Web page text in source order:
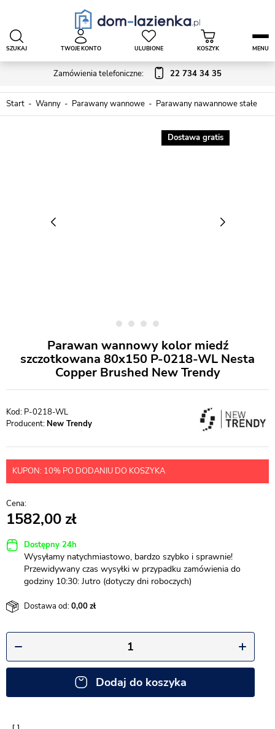
Zamówienia telefoniczne: 22 734 34 35
SZUKAJ TWOJE KONTO ULUBIONE KOSZYK MENU
Start Wanny Parawany wannowe Parawany nawannowe stałe
Dostawa gratis
Parawan wannowy kolor miedź
szczotkowana 80x150 P-0218-WL Nesta
Copper Brushed New Trendy
P-0218-WL
Producent: New Trendy
KUPON: 10% PO DODANIU DO KOSZYKA
1582,00
Dostępny 24h
Wysyłamy natychmiastowo, bardzo szybko i sprawnie!
Przewidywany czas wysyłki w przypadku zamówienia do
godziny 10:30: Jutro (dotyczy dni roboczych)
Dostawa od:0,00
Dodaj do koszyka